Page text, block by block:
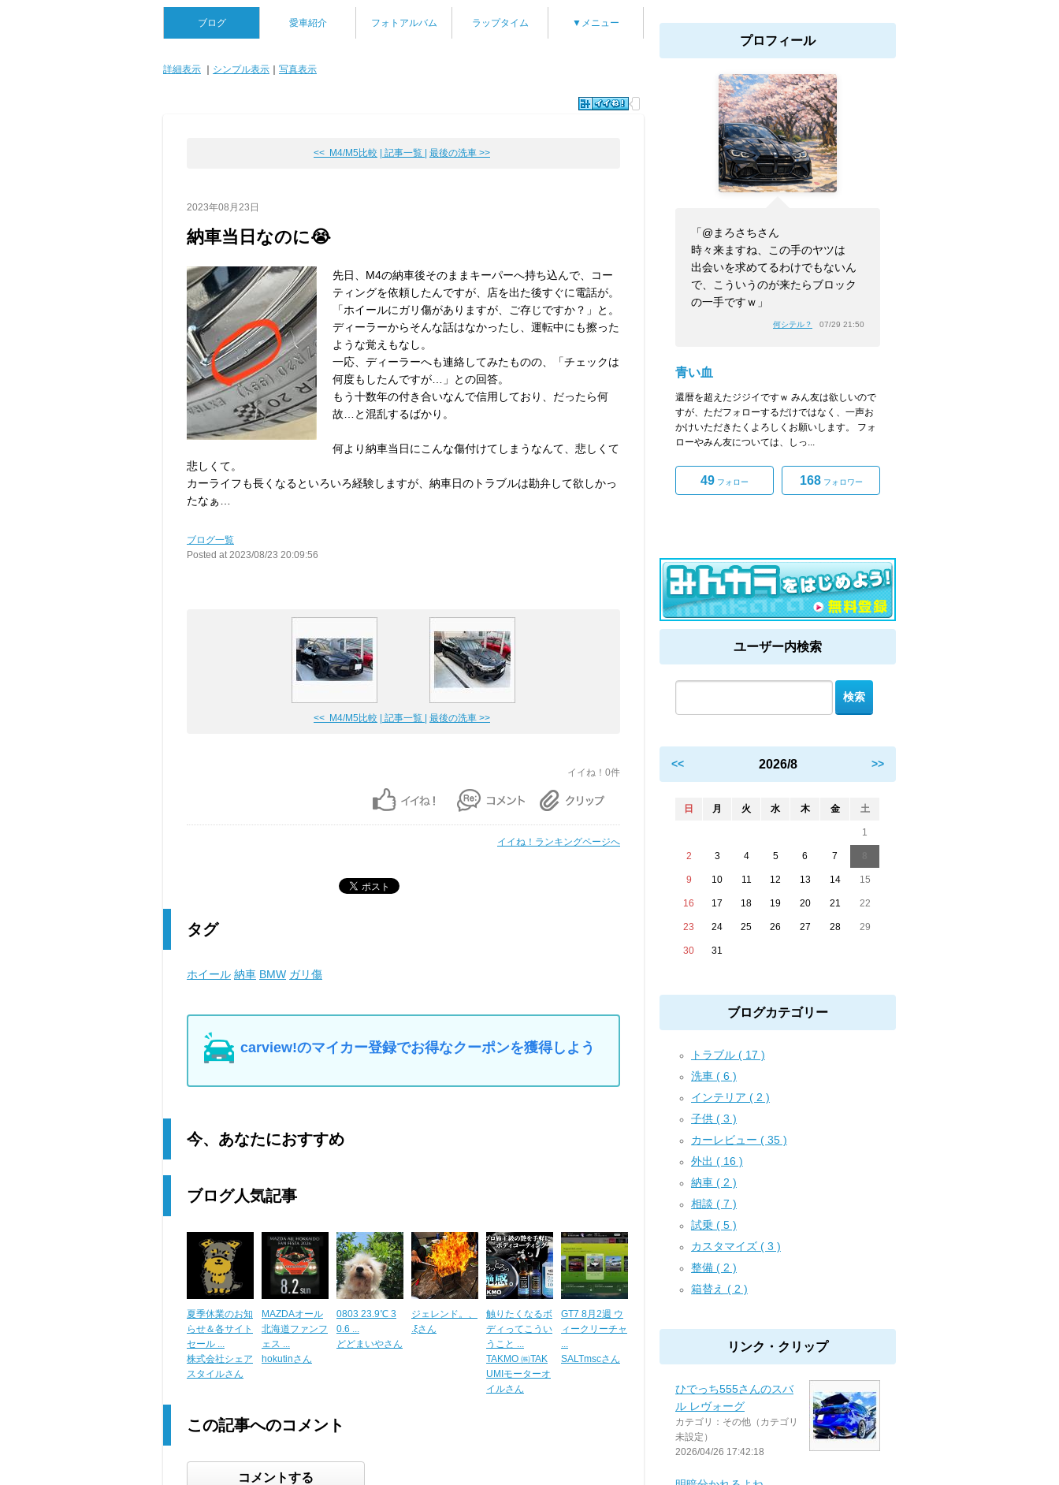
ブログ 愛車紹介 フォトアルバム ラップタイム ▼メニュー
詳細表示 シンプル表示 写真表示
<< M4/M5比較 | 記事一覧 | 最後の洗車 >>
2023年08月23日
納車当日なのに😭
先日、M4の納車後そのままキーパーへ持ち込んで、コー
ティングを依頼したんですが、店を出た後すぐに電話が。
「ホイールにガリ傷がありますが、ご存じですか？」と。
ディーラーからそんな話はなかったし、運転中にも擦った
ような覚えもなし。
一応、ディーラーへも連絡してみたものの、「チェックは
何度もしたんですが…」との回答。
もう十数年の付き合いなんで信用しており、だったら何
故…と混乱するばかり。
何より納車当日にこんな傷付けてしまうなんて、悲しくて
悲しくて。
カーライフも長くなるといろいろ経験しますが、納車日のトラブルは勘弁して欲しかっ
たなぁ…
ブログ一覧
Posted at 2023/08/23 20:09:56
<< M4/M5比較 | 記事一覧 | 最後の洗車 >>
イイね！0件
イイね！ランキングページへ
タグ
ホイール 納車 BMW ガリ傷
carview!のマイカー登録でお得なクーポンを獲得しよう
今、あなたにおすすめ
ブログ人気記事
夏季休業のお知
らせ＆各サイト
セール ...
株式会社シェア
スタイルさん
MAZDAオール
北海道ファンフ
ェス ...
hokutinさん
0803 23.9℃ 3
0.6 ...
どどまいやさん
ジェレンド。、
.ξさん
触りたくなるボ
ディってこうい
うこと ...
TAKMO ㈱TAK
UMIモーターオ
イルさん
GT7 8月2週 ウ
ィークリーチャ
SALTmscさん
この記事へのコメント
コメントする
プロフィール
「@まろさちさん
時々来ますね、この手のヤツは
出会いを求めてるわけでもないん
で、こういうのが来たらブロック
の一手ですｗ」
何シテル？ 07/29 21:50
青い血
還暦を超えたジジイですｗ みん友は欲しいので
すが、ただフォローするだけではなく、一声お
かけいただきたくよろしくお願いします。 フォ
ローやみん友については、しっ...
49 フォロー 168フォロワー
ユーザー内検索
<< 2026/8 >>
日 月 火 水 木 金 土
1
2 3 4 5 6 7
9 10 11 12 13 14 15
16 17 18 19 20 21 22
23 24 25 26 27 28 29
30 31
ブログカテゴリー
トラブル ( 17 )
洗車 ( 6 )
インテリア ( 2 )
子供 ( 3 )
カーレビュー ( 35 )
外出 ( 16 )
納車 ( 2 )
相談 ( 7 )
試乗 ( 5 )
カスタマイズ ( 3 )
整備 ( 2 )
箱替え ( 2 )
リンク・クリップ
ひでっち555さんのスバ
ル レヴォーグ
カテゴリ：その他（カテゴリ
未設定）
2026/04/26 17:42:18